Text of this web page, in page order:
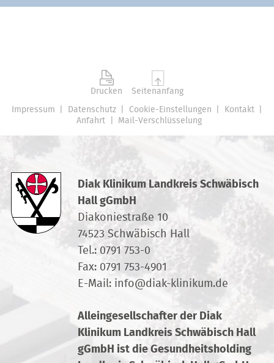
Impressum Datenschutz Cookie-Einstellungen
Kontakt
Anfahrt
Mail-Verschlüsselung
Drucken Seitenanfang
Diak Klinikum Landkreis Schwäbisch
Hall gGmbH
Diakoniestraße 10
74523 Schwäbisch Hall
Tel.: 0791 753-0
Fax: 0791 753-4901
E-Mail: info@diak-klinikum.de
Alleingesellschafter der Diak
Klinikum Landkreis Schwäbisch Hall
gGmbH ist die Gesundheitsholding